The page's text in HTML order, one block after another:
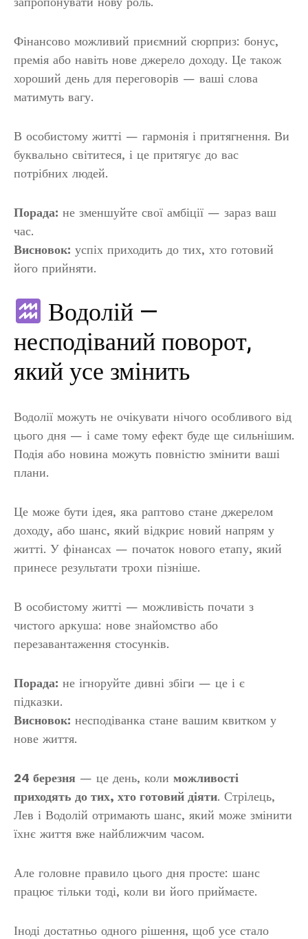
Фінансово можливий приємний сюрприз: бонус,
премія або навіть нове джерело доходу. Це також
хороший день для переговорів — ваші слова
матимуть вагу.
В особистому житті — гармонія і притягнення. Ви
буквально світитеся, і це притягує до вас
потрібних людей.
Порада: не зменшуйте свої амбіції — зараз ваш
час.
Висновок: успіх приходить до тих, хто готовий
його прийняти.
Водолій —
несподіваний поворот,
який усе змінить
Водолії можуть не очікувати нічого особливого від
цього дня — і саме тому ефект буде ще сильнішим.
Подія або новина можуть повністю змінити ваші
плани.
Це може бути ідея, яка раптово стане джерелом
доходу, або шанс, який відкриє новий напрям у
житті. У фінансах — початок нового етапу, який
принесе результати трохи пізніше.
В особистому житті — можливість почати з
чистого аркуша: нове знайомство або
перезавантаження стосунків.
Порада: не ігноруйте дивні збіги — це і є
підказки.
Висновок: несподіванка стане вашим квитком у
нове життя.
24 березня — це день, коли можливості
приходять до тих, хто готовий діяти. Стрілець,
Лев і Водолій отримають шанс, який може змінити
їхнє життя вже найближчим часом.
Але головне правило цього дня просте: шанс
працює тільки тоді, коли ви його приймаєте.
Іноді достатньо одного рішення, щоб усе стало